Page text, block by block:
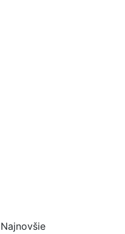
Najnovšie